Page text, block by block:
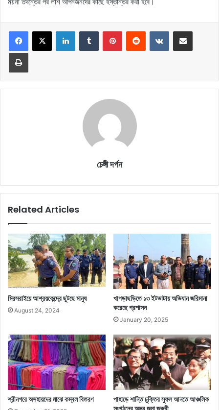
LinkedInTumblr PinterestReddit VKontakteShare via Email
Print
চেঙ্গী দর্পন
Related Articles
মিরসরাইয়ে আশ্রয়কেন্দ্রে ছুটছে মানুষ
August 24, 2024
খাগড়াছড়িতে ১৩ ইটভাটায় অভিযান জরিমানা
করেছে প্রশাসন
January 20, 2025
শ্রীনগরে অসহায়দের মাঝে কম্বল বিতরণ
পাহাড়ে শান্তি চুক্তির সুফল আনতে আঞ্চলিক